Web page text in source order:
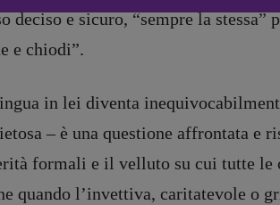
[fabio.malagnini@gmail.com]
Coordinamento Pulp for kids e
Valentina Marcoli
[valentina.marcoli@gmail.com]
deciso e sicuro, “sempre la
e chiodi”.
in lei diventa
– è una questione affrontata e
formali e il velluto su cui tutte le
quando l’invettiva, caritatevole o